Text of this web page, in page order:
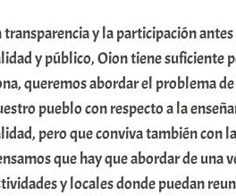
transparencia y la participación
y público, Oion tiene suficiente
queremos abordar el problema
pueblo con respecto a la
pero que conviva también con
que hay que abordar de una
y locales donde puedan